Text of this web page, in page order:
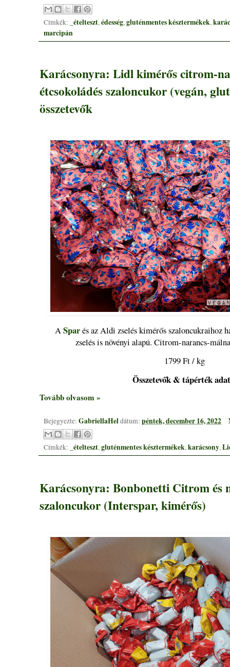
Címkék: _ételteszt,édesség,gluténmentes késztermékek,
marcipán
Karácsonyra: Lidl kimérős citrom-
étcsokoládés szaloncukor (vegán,
összetevők
ASparés az Aldi zselés kimérős szaloncukraihoz
zselés is növényi alapú. Citrom-narancs-
1799 Ft / kg
Összetevők & tápérték
Tovább olvasom »
Bejegyezte: GabriellaHeldátum: péntek, december 16, 2022
Címkék: _ételteszt,gluténmentes késztermékek,karácsony,
Karácsonyra: Bonbonetti Citrom és
szaloncukor (Interspar, kimérős)